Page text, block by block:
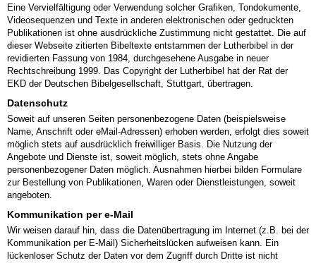
Eine Vervielfältigung oder Verwendung solcher Grafiken, Tondokumente,
Videosequenzen und Texte in anderen elektronischen oder gedruckten
Publikationen ist ohne ausdrückliche Zustimmung nicht gestattet. Die auf
dieser Webseite zitierten Bibeltexte entstammen der Lutherbibel in der
revidierten Fassung von 1984, durchgesehene Ausgabe in neuer
Rechtschreibung 1999. Das Copyright der Lutherbibel hat der Rat der
EKD der Deutschen Bibelgesellschaft, Stuttgart, übertragen.
Datenschutz
Soweit auf unseren Seiten personenbezogene Daten (beispielsweise
Name, Anschrift oder eMail-Adressen) erhoben werden, erfolgt dies soweit
möglich stets auf ausdrücklich freiwilliger Basis. Die Nutzung der
Angebote und Dienste ist, soweit möglich, stets ohne Angabe
personenbezogener Daten möglich. Ausnahmen hierbei bilden Formulare
zur Bestellung von Publikationen, Waren oder Dienstleistungen, soweit
angeboten.
Kommunikation per e-Mail
Wir weisen darauf hin, dass die Datenübertragung im Internet (z.B. bei der
Kommunikation per E-Mail) Sicherheitslücken aufweisen kann. Ein
lückenloser Schutz der Daten vor dem Zugriff durch Dritte ist nicht